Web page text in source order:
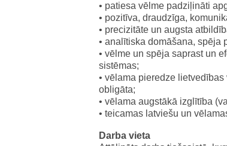
• patiesa vēlme padziļināti
• pozitīva, draudzīga,
• precizitāte un augsta
• analītiska domāšana, spēja
• vēlme un spēja saprast un
sistēmas;
• vēlama pieredze
obligāta;
• vēlama augstākā izglītība
• teicamas latviešu un
Darba vieta